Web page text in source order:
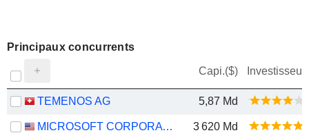
Principaux concurrents
Capi.($) Investisseur
TEMENOS AG 5,87 Md
MICROSOFT CORPORATION 3 620 Md